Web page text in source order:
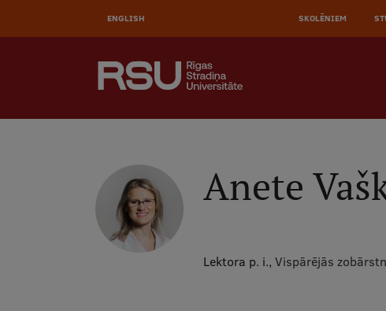
ENGLISH AUGŠĒJĀ
IZVĒLNE
SKOLĒNIEM
Anete
Lektora p. i., Vispārējās